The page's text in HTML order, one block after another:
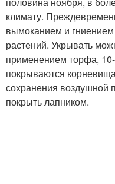
климату.
вымоканием и
растений. Укрывать
применением торфа,
покрываются
сохранения воздушной
покрыть лапником.